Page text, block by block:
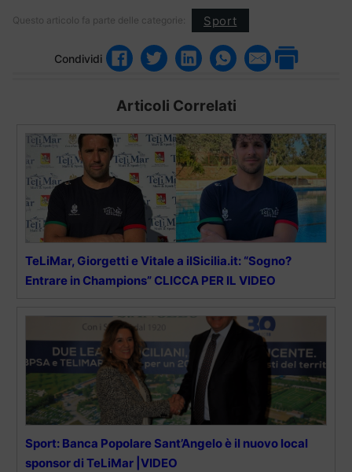
Questo articolo fa parte delle categorie: Sport
Condividi
Articoli Correlati
TeLiMar, Giorgetti e Vitale a ilSicilia.it: “Sogno?
Entrare in Champions” CLICCA PER IL VIDEO
Sport: Banca Popolare Sant’Angelo è il nuovo local
sponsor di TeLiMar |VIDEO